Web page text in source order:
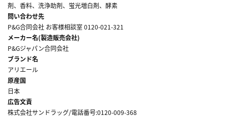
剤、香料、洗浄助剤、蛍光増白剤、酵素
問い合わせ先
P&G合同会社 お客様相談室 0120-021-321
メーカー名(製造販売会社)
P&Gジャパン合同会社
ブランド名
アリエール
原産国
日本
広告文責
株式会社サンドラッグ/電話番号:0120-009-368